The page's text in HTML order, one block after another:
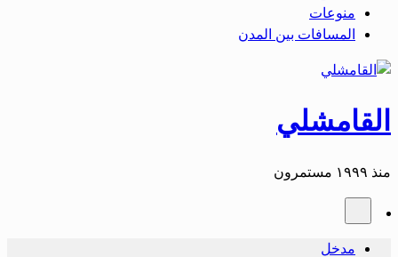
منوعات
المسافات بين المدن
القامشلي
منذ ١٩٩٩ مستمرون
مدخل